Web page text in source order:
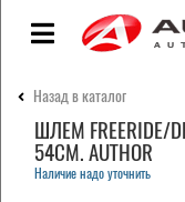
Назад в каталог
ШЛЕМ FREERIDE/
54СМ. AUTHOR
Наличие надо уточнить